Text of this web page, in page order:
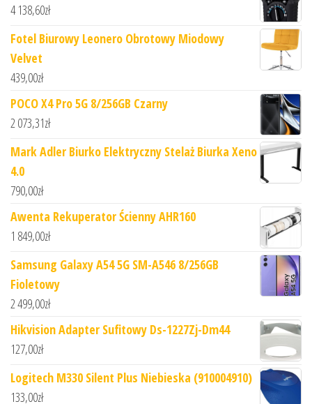
4 138,60zł
Fotel Biurowy Leonero Obrotowy Miodowy
Velvet
439,00zł
POCO X4 Pro 5G 8/256GB Czarny
2 073,31zł
Mark Adler Biurko Elektryczny Stelaż Biurka Xeno
4.0
790,00zł
Awenta Rekuperator Ścienny AHR160
1 849,00zł
Samsung Galaxy A54 5G SM-A546 8/256GB
Fioletowy
2 499,00zł
Hikvision Adapter Sufitowy Ds-1227Zj-Dm44
127,00zł
Logitech M330 Silent Plus Niebieska (910004910)
133,00zł